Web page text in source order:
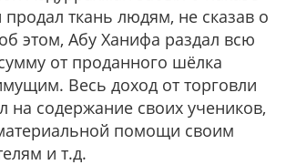
ткань людям, не сказав о
этом, Абу Ханифа раздал всю
от проданного шёлка
Весь доход от торговли
на содержание своих учеников,
помощи своим
и т.д.